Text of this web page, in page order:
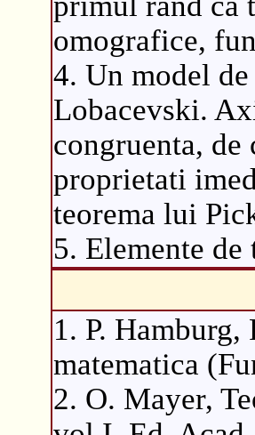
omografice,
4. Un model
Lobacevski.
congruenta,
proprietati
teorema lui
5. Elemente
1. P.
matematica
2. O. Mayer,